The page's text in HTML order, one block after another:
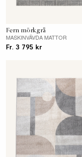
Fern mörkgrå
MASKINVÄVDA MATTOR
Fr. 3 795 kr